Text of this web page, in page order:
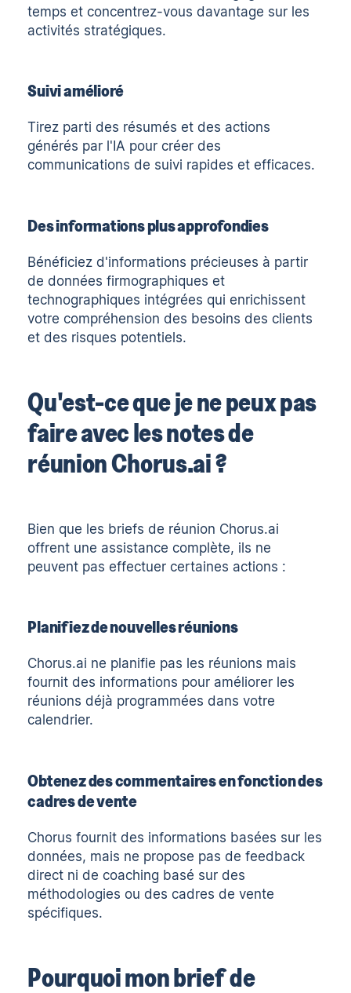
temps et concentrez-vous davantage sur les
activités stratégiques.
Suivi amélioré
Tirez parti des résumés et des actions
générés par l'IA pour créer des
communications de suivi rapides et efficaces.
Des informations plus approfondies
Bénéficiez d'informations précieuses à partir
de données firmographiques et
technographiques intégrées qui enrichissent
votre compréhension des besoins des clients
et des risques potentiels.
Qu'est-ce que je ne peux pas
faire avec les notes de
réunion Chorus.ai ?
Bien que les briefs de réunion Chorus.ai
offrent une assistance complète, ils ne
peuvent pas effectuer certaines actions :
Planifiez de nouvelles réunions
Chorus.ai ne planifie pas les réunions mais
fournit des informations pour améliorer les
réunions déjà programmées dans votre
calendrier.
Obtenez des commentaires en fonction des
cadres de vente
Chorus fournit des informations basées sur les
données, mais ne propose pas de feedback
direct ni de coaching basé sur des
méthodologies ou des cadres de vente
spécifiques.
Pourquoi mon brief de